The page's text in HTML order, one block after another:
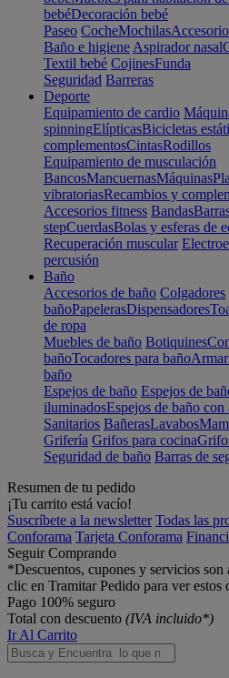
bebéDecoración bebé
Paseo CocheMochilas
Baño e higiene Aspirador nasal
Textil bebé CojinesFunda
Seguridad Barreras
Deporte
Equipamiento de cardio
spinningElípticasBicicletas
complementosCintasRodillos
Equipamiento de musculación
BancosMancuernasMáquinas
vibratoriasRecambios y
Accesorios fitness Bandas
stepCuerdasBolas y esferas de
Recuperación muscular
percusión
Baño
Accesorios de baño Colgadores
bañoPapelerasDispensadores
de ropa
Muebles de baño Botiquines
bañoTocadores para baño
baño
Espejos de baño Espejos de
iluminadosEspejos de baño con
Sanitarios BañerasLavabos
Grifería Grifos para cocina
Seguridad de baño Barras de
Resumen de tu pedido
¡Tu carrito está vacío!
Suscríbete a la newsletter Todas las
Conforama Tarjeta Conforama
Seguir Comprando
*Descuentos, cupones y servicios
clic en Tramitar Pedido para ver estos
Pago 100% seguro
Total con descuento (IVA incluido*)
Ir Al Carrito